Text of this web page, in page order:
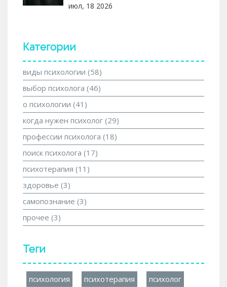
июл, 18 2026
Категории
виды психологии (58)
выбор психолога (46)
о психологии (41)
когда нужен психолог (29)
профессии психолога (18)
поиск психолога (17)
психотерапия (11)
здоровье (3)
самопознание (3)
прочее (3)
Теги
психология психотерапия психолог